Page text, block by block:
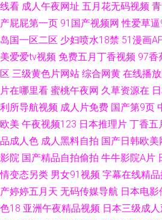
线看 成人午夜网址 五月花无码视频
产屁屁第一页 91国产视频网 性爱草逼
岛国一区二区 少妇喷水18禁 51漫画
美爱爱tv视频 免费五月丁香视频 97香
区 三级黄色片网站 综合网黄 在线播
片在哪里看 蜜桃午夜网 久草资源在
利所导航视频 成人片免费 国产第9页
欧美 午夜视频123 日本推理片 丁香五
品成人色 成人黑料自拍 国产日韩欧美
影院 国产精品自拍偷拍 牛牛影院A片
情变态另类 男女91视频 字幕在线精
产婷婷五月天 无码传媒导航 日本电影
色18 亚洲午夜精品视频 日本三级成